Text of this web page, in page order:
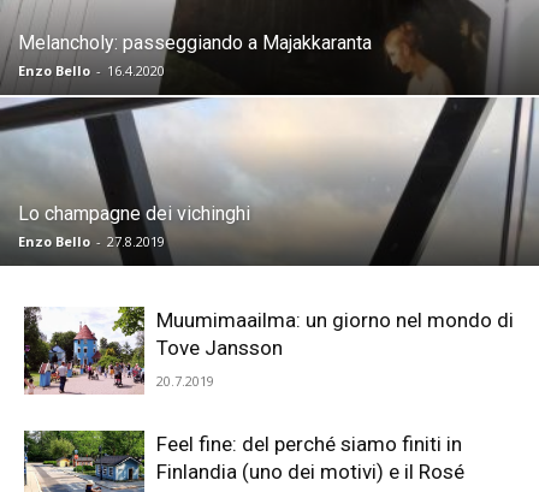
Melancholy: passeggiando a Majakkaranta
Enzo Bello - 16.4.2020
Lo champagne dei vichinghi
Enzo Bello - 27.8.2019
Muumimaailma: un giorno nel mondo di
Tove Jansson
20.7.2019
Feel fine: del perché siamo finiti in
Finlandia (uno dei motivi) e il Rosé